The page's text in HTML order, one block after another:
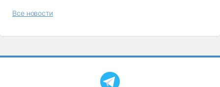
Все новости